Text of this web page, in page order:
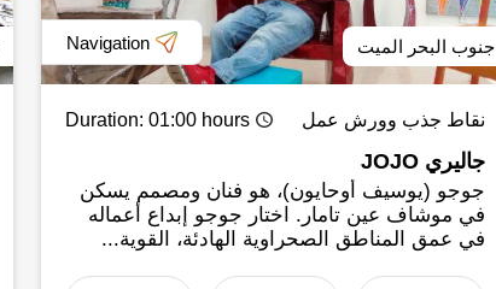
جنوب البحر الميت Navigation
نقاط جذب وورش عمل Duration: 01:00 hours
جاليري JOJO
جوجو (يوسيف أوحايون)، هو فنان ومصمم يسكن
في موشاف عين تامار. اختار جوجو إبداع أعماله
في عمق المناطق الصحراوية الهادئة، القوية...